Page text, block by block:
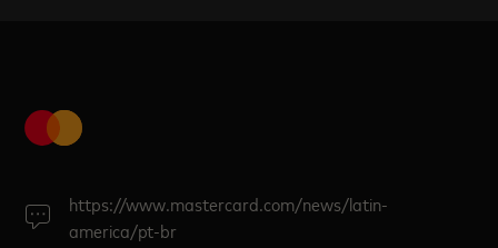
https://www.mastercard.com/news/latin-
america/pt-br